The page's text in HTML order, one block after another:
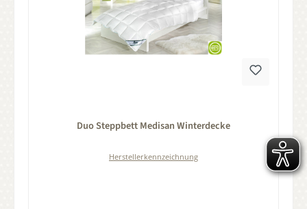
Duo Steppbett Medisan Winterdecke
Herstellerkennzeichnung